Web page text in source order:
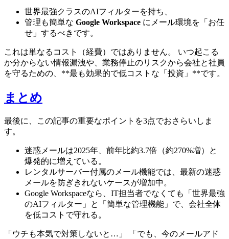
世界最強クラスのAIフィルターを持ち、
管理も簡単な Google Workspace にメール環境を「お任
せ」するべきです。
これは単なるコスト（経費）ではありません。 いつ起こる
か分からない情報漏洩や、業務停止のリスクから会社と社員
を守るための、**最も効果的で低コストな「投資」**です。
まとめ
最後に、この記事の重要なポイントを3点でおさらいしま
す。
迷惑メールは2025年、前年比約3.7倍（約270%増）と
爆発的に増えている。
レンタルサーバー付属のメール機能では、最新の迷惑
メールを防ぎきれないケースが増加中。
Google Workspaceなら、IT担当者でなくても「世界最強
のAIフィルター」と「簡単な管理機能」で、会社全体
を低コストで守れる。
「ウチも本気で対策しないと…」 「でも、今のメールアド